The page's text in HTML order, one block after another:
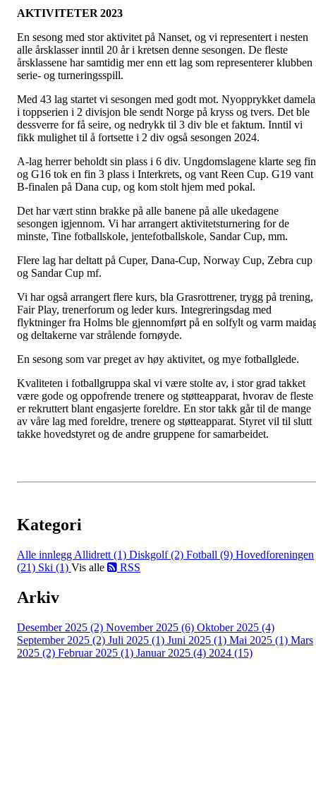
AKTIVITETER 2023
En sesong med stor aktivitet på Nanset, og vi representert i nesten
alle årsklasser inntil 20 år i kretsen denne sesongen. De fleste
årsklassene har samtidig mer enn ett lag som representerer klubben
serie- og turneringsspill.
Med 43 lag startet vi sesongen med godt mot. Nyopprykket
i toppserien i 2 divisjon ble sendt Norge på kryss og tvers. Det ble
dessverre for få seire, og nedrykk til 3 div ble et faktum. Inntil vi
fikk mulighet til å fortsette i 2 div også sesongen 2024.
A-lag herrer beholdt sin plass i 6 div. Ungdomslagene klarte seg
og G16 tok en fin 3 plass i Interkrets, og vant Reen Cup. G19 vant
B-finalen på Dana cup, og kom stolt hjem med pokal.
Det har vært stinn brakke på alle banene på alle ukedagene
sesongen igjennom. Vi har arrangert aktivitetsturnering for de
minste, Tine fotballskole, jentefotballskole, Sandar Cup, mm.
Flere lag har deltatt på Cuper, Dana-Cup, Norway Cup, Zebra cup
og Sandar Cup mf.
Vi har også arrangert flere kurs, bla Grasrottrener, trygg på trening,
Fair Play, trenerforum og leder kurs. Integreringsdag med
flyktninger fra Holms ble gjennomført på en solfylt og varm
og deltakerne var strålende fornøyde.
En sesong som var preget av høy aktivitet, og mye fotballglede.
Kvaliteten i fotballgruppa skal vi være stolte av, i stor grad takket
være gode og oppofrende trenere og støtteapparat, hvorav de fleste
er rekruttert blant engasjerte foreldre. En stor takk går til de mange
av våre lag med foreldre, trenere og støtteapparat. Styret vil til slutt
takke hovedstyret og de andre gruppene for samarbeidet.
Kategori
Alle innlegg Allidrett (1) Diskgolf (2) Fotball (9) Hovedforeningen
(21) Ski (1) Vis alle RSS
Arkiv
Desember 2025 (2) November 2025 (6) Oktober 2025 (4)
September 2025 (2) Juli 2025 (1) Juni 2025 (1) Mai 2025 (1) Mars
2025 (2) Februar 2025 (1) Januar 2025 (4) 2024 (15)